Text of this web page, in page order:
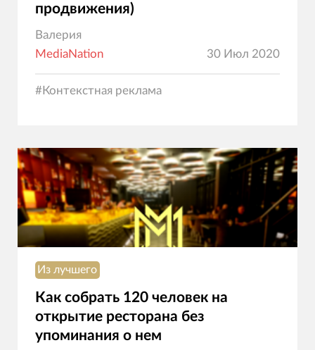
продвижения)
Валерия
MediaNation
30 Июл 2020
#Контекстная реклама
Из лучшего
Как собрать 120 человек на
открытие ресторана без
упоминания о нем